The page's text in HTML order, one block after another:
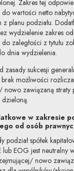
Zakres tej
wartości netto
z planu podziału.
wydzielenie zakres
zaległości z tytułu
dnia wydzielenia.
zasady sukcesji
brak możliwości
nowo zawiązaną straty
dzieloną.
w zakresie
od osób
podział spółek
lub EOG jest neutralny
nowo